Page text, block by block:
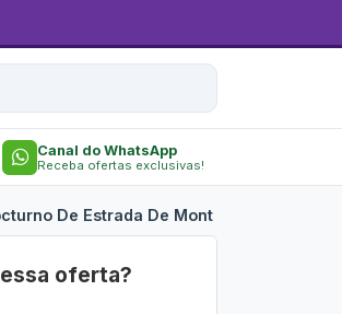
Canal do WhatsApp
Receba ofertas exclusivas!
De Estrada De Montanha
oferta?